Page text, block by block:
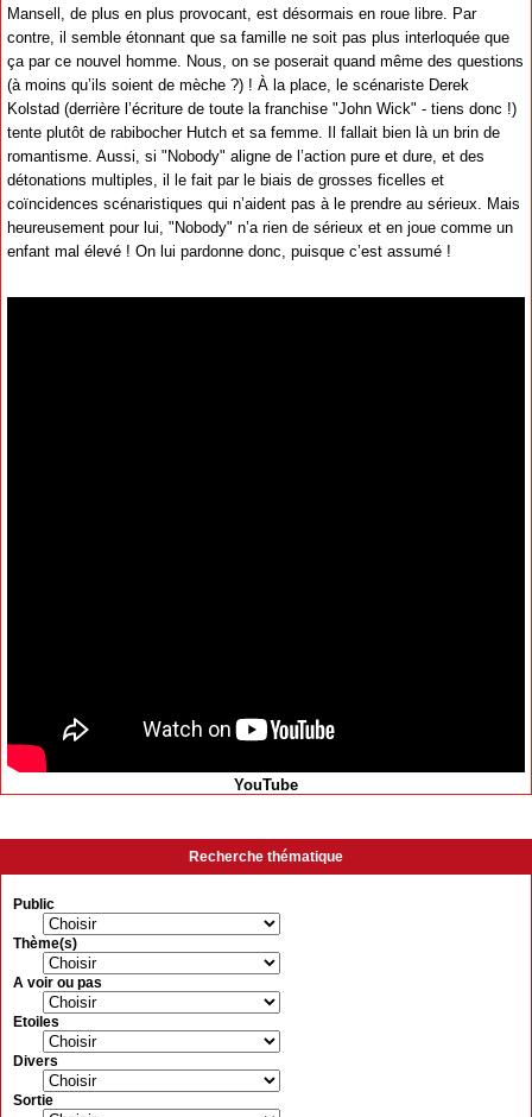
Mansell, de plus en plus provocant, est désormais en roue libre. Par
contre, il semble étonnant que sa famille ne soit pas plus interloquée que
ça par ce nouvel homme. Nous, on se poserait quand même des questions
(à moins qu’ils soient de mèche ?) ! À la place, le scénariste Derek
Kolstad (derrière l’écriture de toute la franchise "John Wick" - tiens donc !)
tente plutôt de rabibocher Hutch et sa femme. Il fallait bien là un brin de
romantisme. Aussi, si "Nobody" aligne de l’action pure et dure, et des
détonations multiples, il le fait par le biais de grosses ficelles et
coïncidences scénaristiques qui n’aident pas à le prendre au sérieux. Mais
heureusement pour lui, "Nobody" n’a rien de sérieux et en joue comme un
enfant mal élevé ! On lui pardonne donc, puisque c’est assumé !
YouTube
Recherche thématique
Public
Thème(s)
A voir ou pas
Etoiles
Divers
Sortie